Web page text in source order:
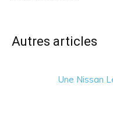
Autres articles
Une Nissan